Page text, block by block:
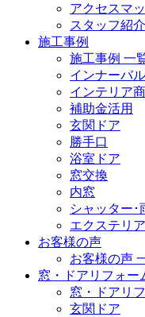
アクセスマ
スタッフ紹介
施工事例
施工事例 一
インナーバ
インテリア
補助金活用
玄関ドア
勝手口
浴室ドア
窓交換
内窓
シャッター･
エクステリア
お客様の声
お客様の声
窓・ドアリフォー
窓・ドアリ
玄関ドア